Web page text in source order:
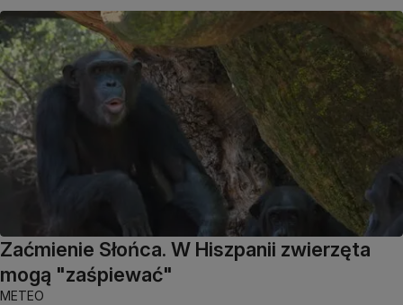
Zaćmienie Słońca. W Hiszpanii zwierzęta
mogą "zaśpiewać"
METEO